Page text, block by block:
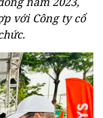
với Công ty cổ